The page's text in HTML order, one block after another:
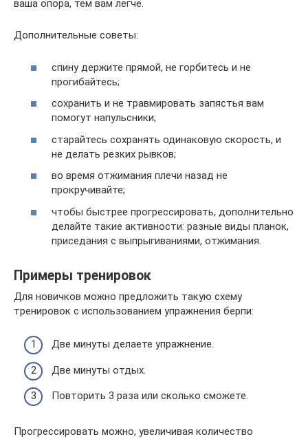
ваша опора, тем вам легче.
Дополнительные советы:
спину держите прямой, не горбитесь и не
прогибайтесь;
сохранить и не травмировать запястья вам
помогут напульсники;
старайтесь сохранять одинаковую скорость, и
не делать резких рывков;
во время отжимания плечи назад не
прокручивайте;
чтобы быстрее прогрессировать, дополнительно
делайте такие активности: разные виды планок,
приседания с выпрыгиваниями, отжимания.
Примеры тренировок
Для новичков можно предложить такую схему
тренировок с использованием упражнения берпи:
Две минуты делаете упражнение.
Две минуты отдых.
Повторить 3 раза или сколько сможете.
Прогрессировать можно, увеличивая количество